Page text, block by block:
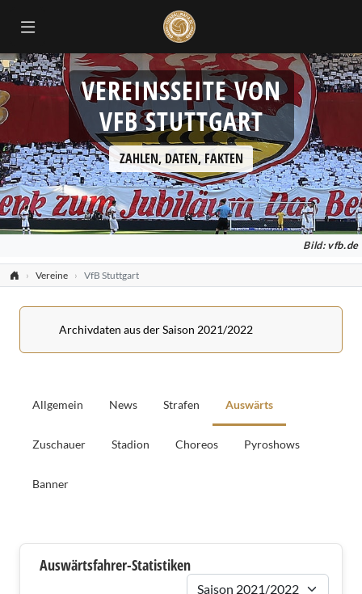
VEREINSSEITE VON
VFB STUTTGART
ZAHLEN, DATEN, FAKTEN
Bild: vfb.de
Vereine VfB Stuttgart
Archivdaten aus der Saison 2021/2022
Allgemein News Strafen Auswärts
Zuschauer Stadion Choreos Pyroshows
Banner
Auswärtsfahrer
Auswärtsfahrer-Statistiken